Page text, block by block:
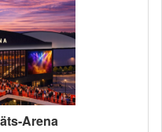
Arena